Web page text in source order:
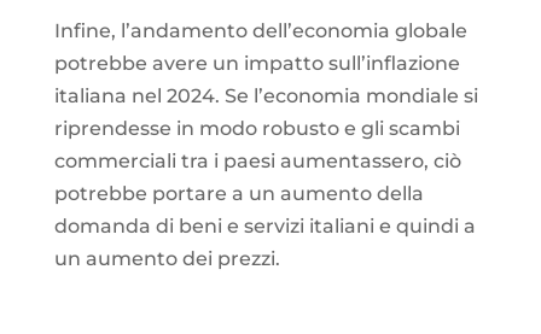
Infine, l’andamento dell’economia globale
potrebbe avere un impatto sull’inflazione
italiana nel 2024. Se l’economia mondiale si
riprendesse in modo robusto e gli scambi
commerciali tra i paesi aumentassero, ciò
potrebbe portare a un aumento della
domanda di beni e servizi italiani e quindi a
un aumento dei prezzi.